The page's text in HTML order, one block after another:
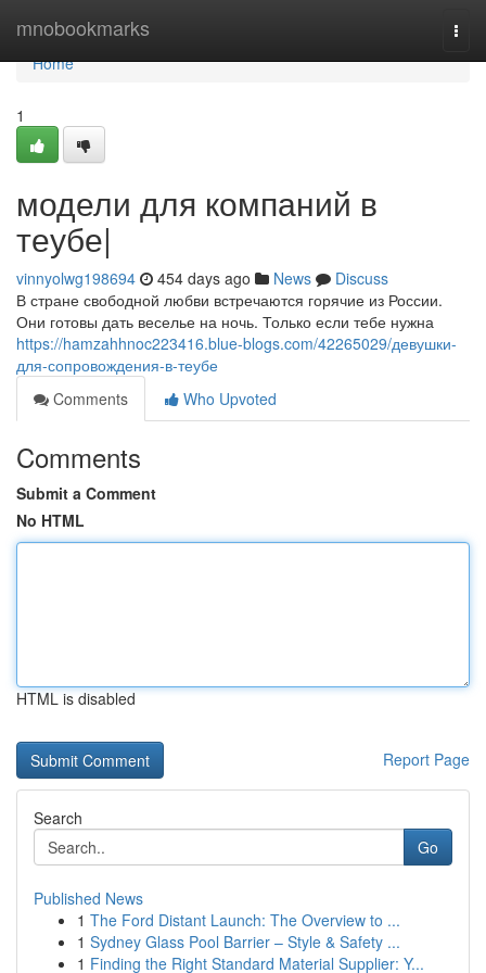
mnobookmarks
Home
Home
1
модели для компаний в
теубе|
vinnyolwg198694 454 days ago News
Discuss
В стране свободной любви встречаются горячие из России.
Они готовы дать веселье на ночь. Только если тебе нужна
https://hamzahhnoc223416.blue-blogs.com/42265029/девушки-
для-сопровождения-в-теубе
Comments
Who Upvoted
Comments
Submit a Comment
No HTML
HTML is disabled
Report Page
Search
Go
Published News
1 The Ford Distant Launch: The Overview to ...
1 Sydney Glass Pool Barrier – Style & Safety ...
1 Finding the Right Standard Material Supplier: Y...